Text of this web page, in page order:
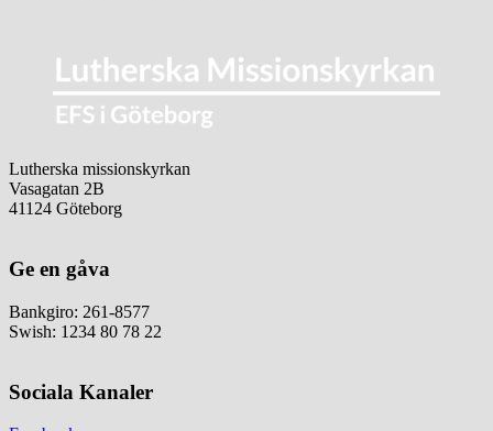
Lutherska missionskyrkan
Vasagatan 2B
41124 Göteborg
Ge en gåva
Bankgiro: 261-8577
Swish: 1234 80 78 22
Sociala Kanaler